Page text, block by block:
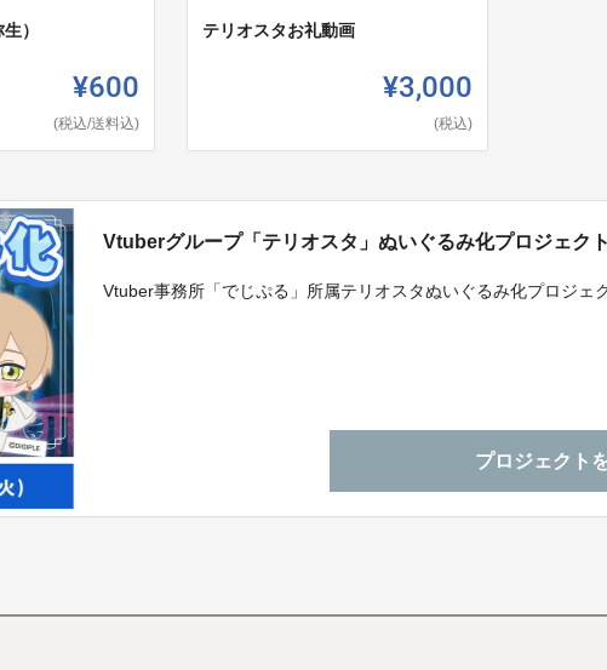
）
¥600
(税込/送料込)
テリオスタお礼動画
¥3,000
(税込)
Vtuberグループ「テリオスタ」ぬいぐるみ化プロジェクト
Vtuber事務所「でじぷる」所属テリオスタぬいぐるみ化プロジェ
プロジェクト